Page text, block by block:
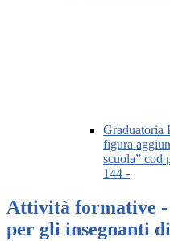
Graduatoria
figura
scuola” cod
144 -
Attività formative -
per gli insegnanti